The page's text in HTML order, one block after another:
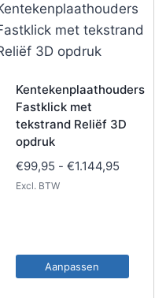
Kentekenplaathouders
Fastklick met
tekstrand Reliëf 3D
opdruk
€99,95 - €1.144,95
Excl. BTW
Aanpassen